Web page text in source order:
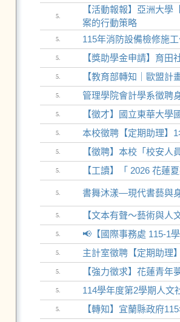
5.
【活動報報】亞洲大
案的行動策略
5. 115年消防設備檢修施
5. 【獎助學金申請】育
5. 【教育部轉知｜歐盟計
5. 管理學院會計學系徵聘
5. 【徵才】國立東華大學
5. 本校徵聘【定期助理】1
5. 【徵聘】本校「校安人
5. 【工讀】「 2026 花蓮
5. 書舞沐漾—現代書藝與
5. 【文本有聲〜藝術與人
5. 📢【國際事務處 115-1
5. 主計室徵聘【定期助理】
5. 【強力徵求】花蓮青年
5. 114學年度第2學期人文
5. 【轉知】宜蘭縣政府